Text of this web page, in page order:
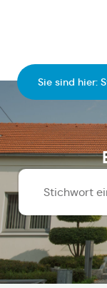
Sie sind hier: